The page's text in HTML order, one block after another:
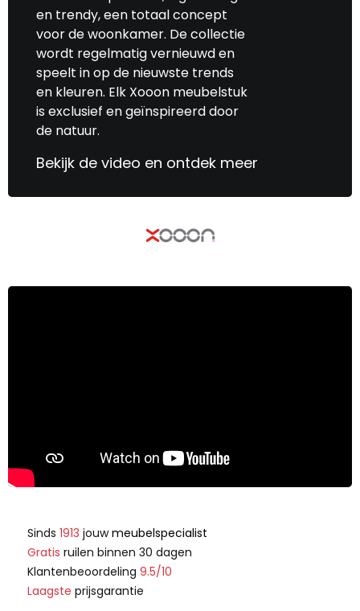
en trendy, een totaal concept
voor de woonkamer. De collectie
wordt regelmatig vernieuwd en
speelt in op de nieuwste trends
en kleuren. Elk Xooon meubelstuk
is exclusief en geïnspireerd door
de natuur.
Bekijk de video en ontdek meer
Sinds 1913 jouwmeubelspecialist
Gratis ruilen binnen 30 dagen
Klantenbeoordeling 9.5/10
Laagste prijsgarantie